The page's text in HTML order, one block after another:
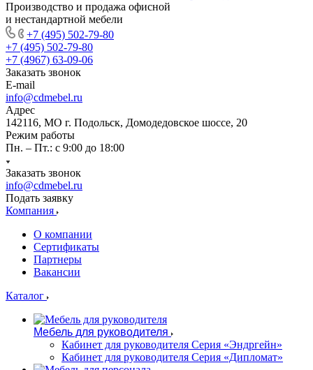
Производство и продажа офисной
и нестандартной мебели
+7 (495) 502-79-80
+7 (495) 502-79-80
+7 (4967) 63-09-06
Заказать звонок
E-mail
info@cdmebel.ru
Адрес
142116, МО г. Подольск, Домодедовское шоссе, 20
Режим работы
Пн. – Пт.: с 9:00 до 18:00
Заказать звонок
info@cdmebel.ru
Подать заявку
Компания
О компании
Сертификаты
Партнеры
Вакансии
Каталог
Мебель для руководителя
Кабинет для руководителя Серия «Эндргейн»
Кабинет для руководителя Серия «Дипломат»